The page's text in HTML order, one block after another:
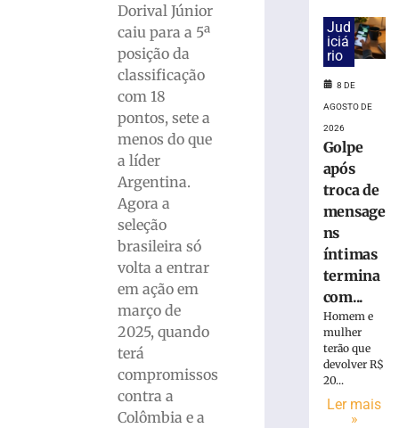
Dorival Júnior
caiu para a 5ª
posição da
classificação
com 18
pontos, sete a
menos do que
a líder
Argentina.
Agora a
seleção
brasileira só
volta a entrar
em ação em
março de
2025, quando
terá
compromissos
contra a
Colômbia e a
noturna
Brusque
anuncia
contratação
zagueiro
Maistro
Série
Jud
iciá
rio
8 DE
AGOSTO DE
2026
Golpe
após
troca de
mensage
ns
íntimas
termina
com...
Homem e
mulher
terão que
devolver R$
20...
Ler mais
»